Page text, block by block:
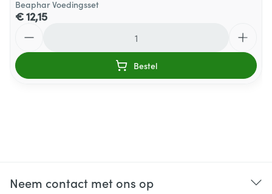
Beaphar Voedingsset
€ 12,15
Bestel
Neem contact met ons op